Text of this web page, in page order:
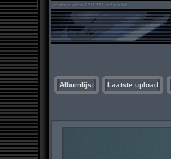
Albumlijst Laatste upload